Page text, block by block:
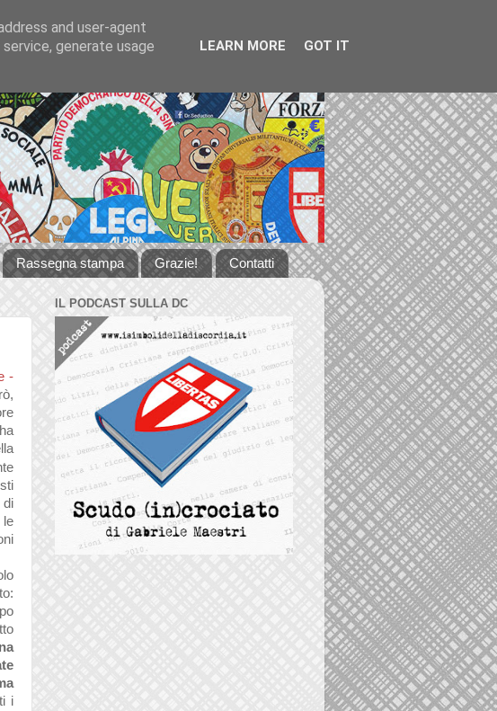
Rassegna stampa Grazie! Contatti
-
di
le
i
IL PODCAST SULLA DC
and user-agent
generate usage
LEARN MORE GOT IT